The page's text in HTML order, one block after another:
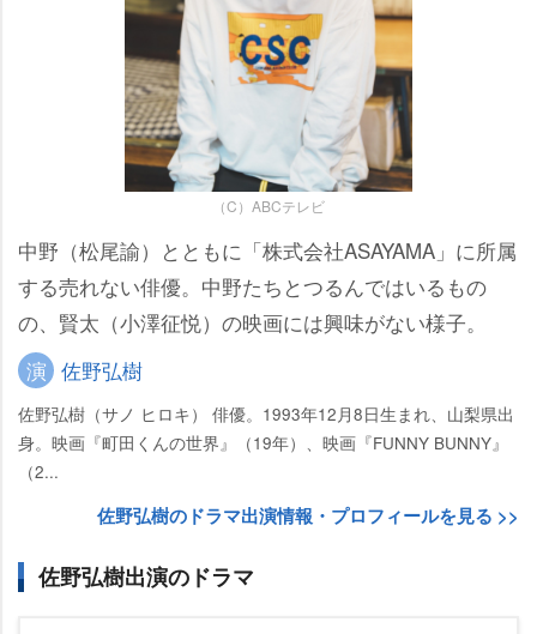
（C）ABCテレビ
中野（松尾諭）とともに「株式会社ASAYAMA」に所属
する売れない俳優。中野たちとつるんではいるもの
の、賢太（小澤征悦）の映画には興味がない様子。
演 佐野弘樹
佐野弘樹（サノ ヒロキ） 俳優。1993年12月8日生まれ、山梨県出
身。映画『町田くんの世界』（19年）、映画『FUNNY BUNNY』
（2...
佐野弘樹のドラマ出演情報・プロフィールを見る >>
佐野弘樹出演のドラマ